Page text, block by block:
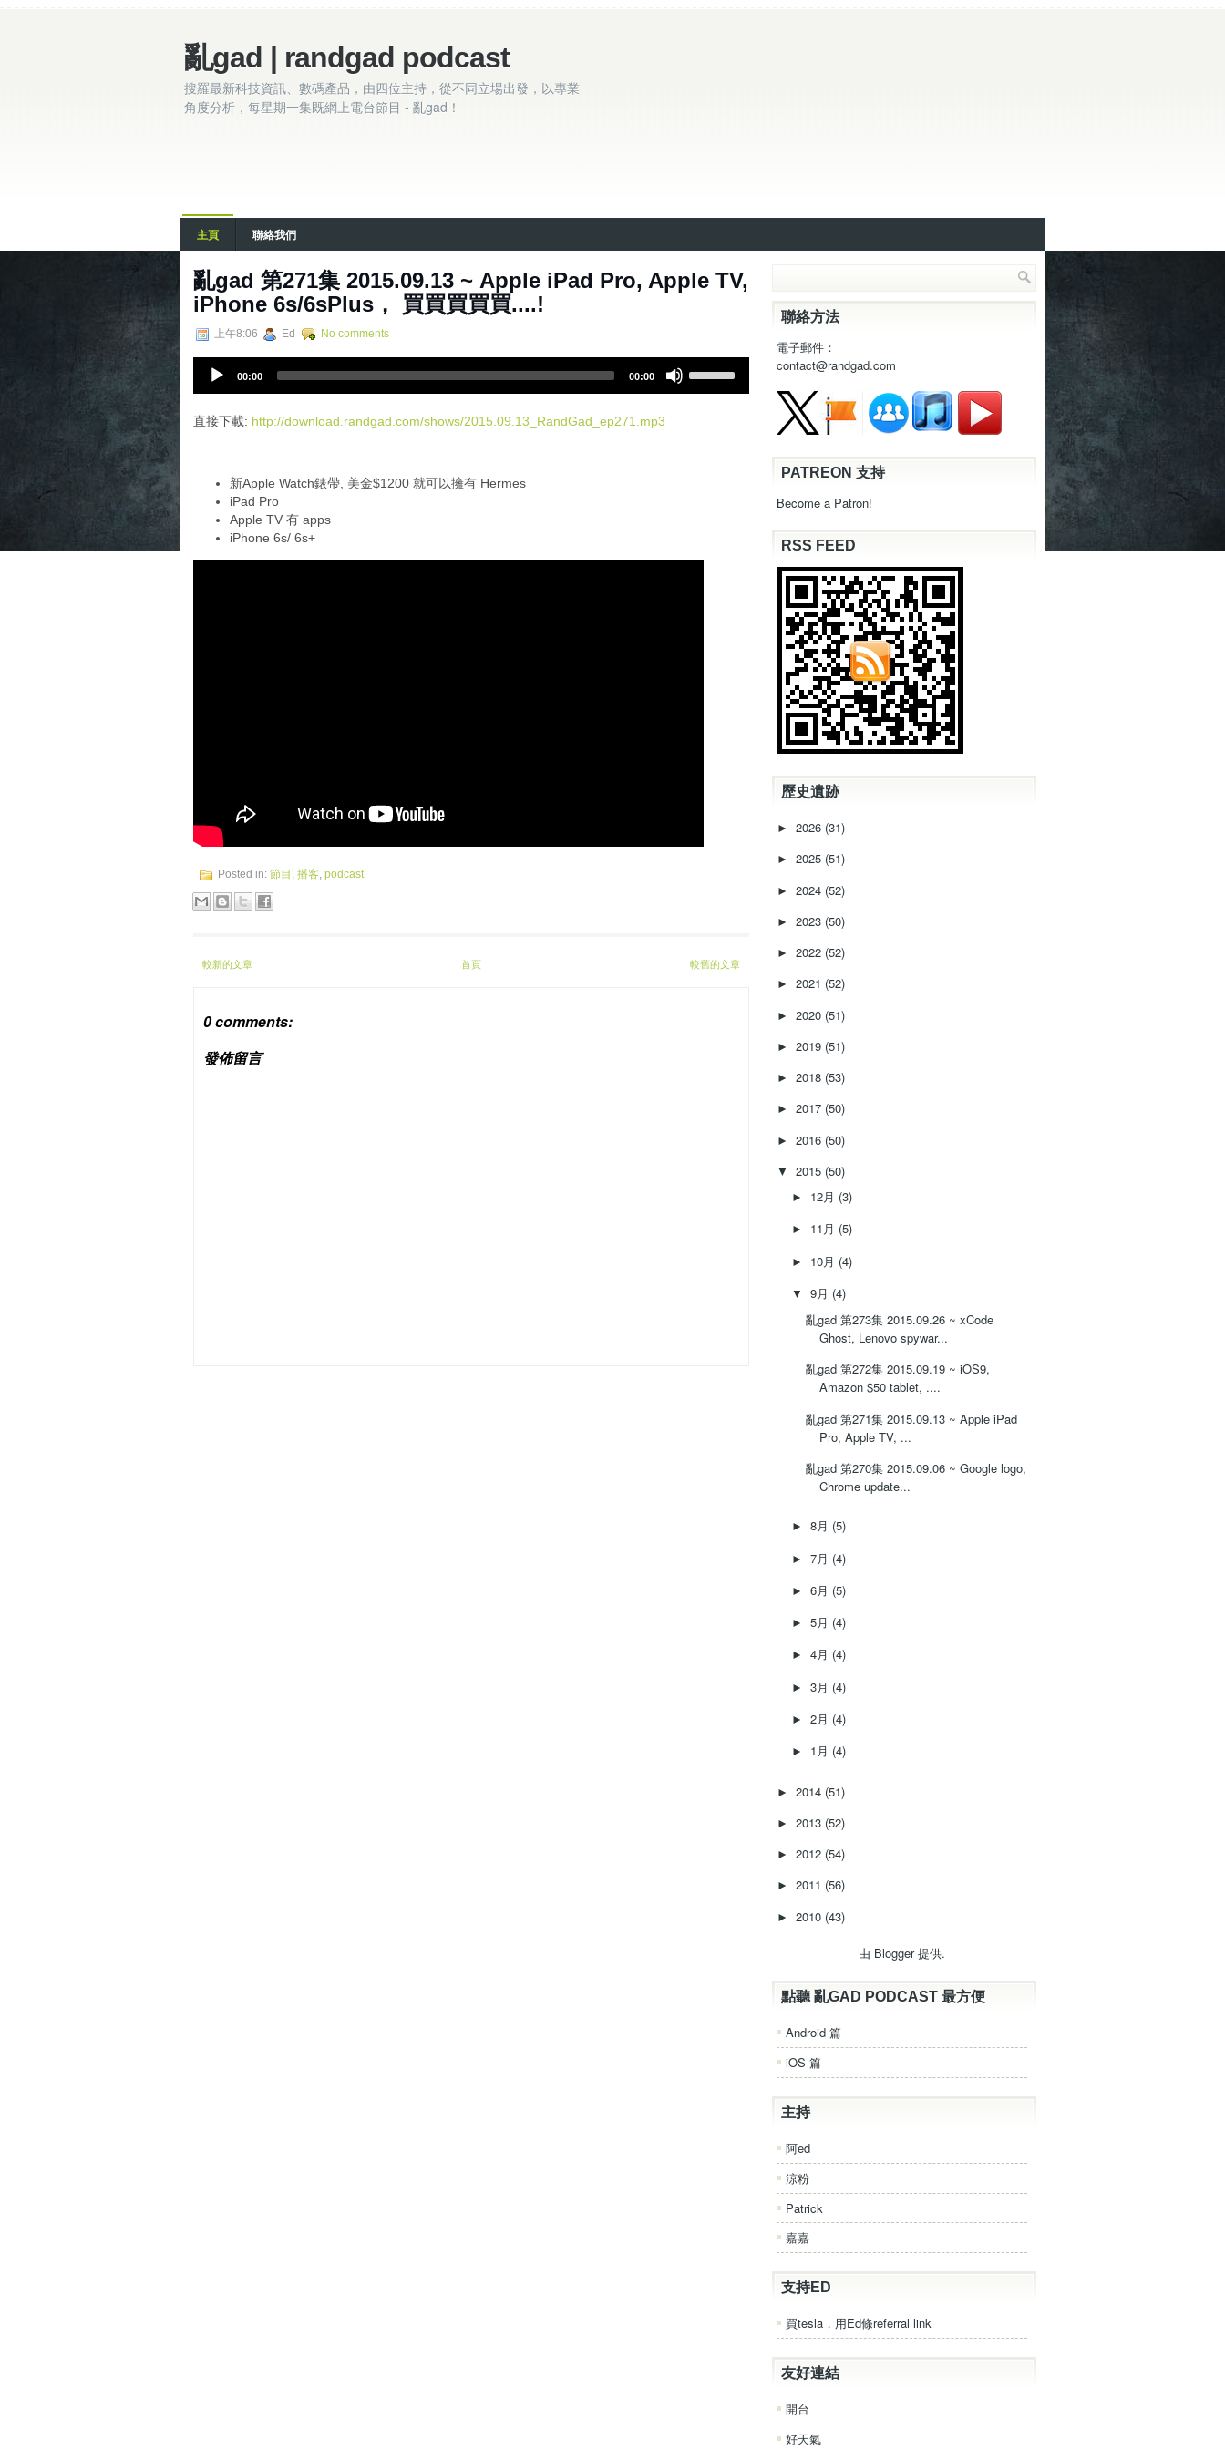
亂gad | randgad podcast
搜羅最新科技資訊、數碼產品，由四位主持，從不同立場出發，以專業
角度分析，每星期一集既網上電台節目 - 亂gad！
主頁 聯絡我們
亂gad 第271集 2015.09.13 ~ Apple iPad Pro, Apple TV,
iPhone 6s/6sPlus， 買買買買買....!
上午8:06 Ed No comments
i
00:00 00:00
s
c
直接下載: http://download.randgad.com/shows/2015.09.13_RandGad_ep271.mp3
新Apple Watch錶帶, 美金$1200 就可以擁有 Hermes
iPad Pro
Apple TV 有 apps
iPhone 6s/ 6s+
Posted in: 節目 , 播客, podcast
較新的文章 較舊的文章
首頁
0 comments:
發佈留言
聯絡方法
電子郵件：
contact@randgad.com
PATREON 支持
Become a Patron!
RSS FEED
歷史遺跡
► 2026 (31)
► 2025 (51)
► 2024 (52)
► 2023 (50)
► 2022 (52)
► 2021 (52)
► 2020 (51)
► 2019 (51)
► 2018 (53)
► 2017 (50)
► 2016 (50)
▼ 2015 (50)
► 12月 (3)
► 11月 (5)
► 10月 (4)
▼ 9月 (4)
亂gad 第273集 2015.09.26 ~ xCode
Ghost, Lenovo spywar...
亂gad 第272集 2015.09.19 ~ iOS9,
Amazon $50 tablet, ....
亂gad 第271集 2015.09.13 ~ Apple iPad
Pro, Apple TV, ...
亂gad 第270集 2015.09.06 ~ Google logo,
Chrome update...
► 8月 (5)
► 7月 (4)
► 6月 (5)
► 5月 (4)
► 4月 (4)
► 3月 (4)
► 2月 (4)
► 1月 (4)
► 2014 (51)
► 2013 (52)
► 2012 (54)
► 2011 (56)
► 2010 (43)
由 Blogger提供.
點聽 亂GAD PODCAST 最方便
Android 篇
iOS 篇
主持
阿ed
涼粉
Patrick
嘉嘉
支持ED
買tesla，用Ed條referral link
友好連結
開台
好天氣